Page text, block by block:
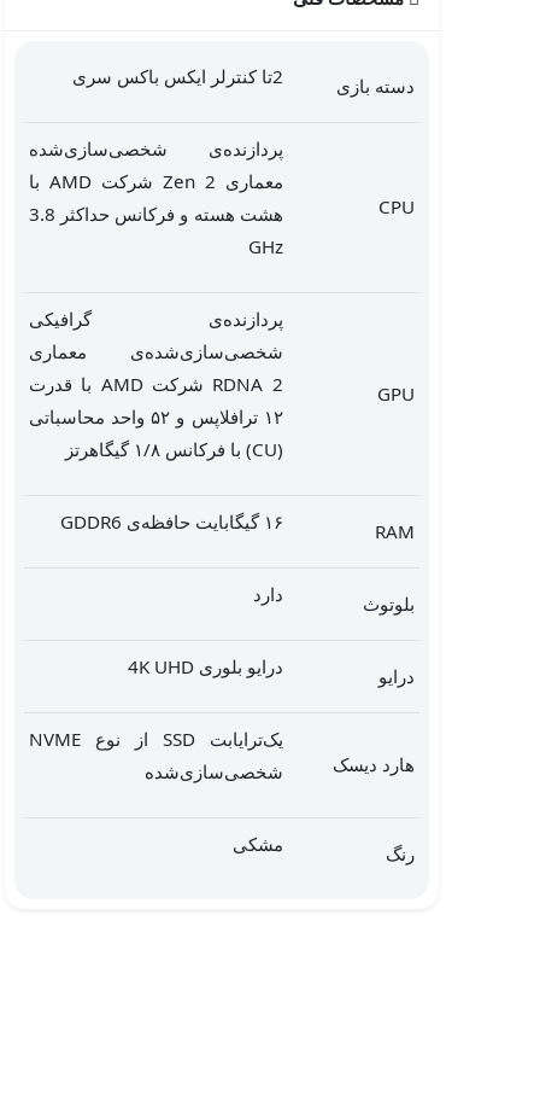
دسته بازی 2تا کنترلر ایکس باکس سری
CPU
پردازنده‌ی شخصی‌سازی‌شده
معماری Zen 2 شرکت AMD با
هشت هسته و فرکانس حداکثر 3.8
GHz
GPU
پردازنده‌ی گرافیکی
شخصی‌سازی‌شده‌ی معماری
RDNA 2 شرکت AMD با قدرت
۱۲ ترافلاپس و ۵۲ واحد محاسباتی
(CU) با فرکانس ۱/۸ گیگاهرتز
RAM ۱۶ گیگابایت حافظه‌ی GDDR6
بلوتوث دارد
درایو درایو بلوری 4K UHD
هارد دیسک
یک‌ترایابت SSD از نوع NVME
شخصی‌سازی‌شده
رنگ مشکی